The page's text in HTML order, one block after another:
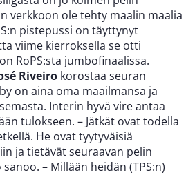
verkkoon ole tehty maalin maalia
pistepussi on täyttynyt
viime kierroksella se otti
RoPS:sta jumbofinaalissa.
Riveiro korostaa seuran
on aina oma maailmansa ja
Interin hyvä vire antaa
tulokseen. – Jätkät ovat todella
He ovat tyytyväisiä
ja tietävät seuraavan pelin
– Millään heidän (TPS:n)